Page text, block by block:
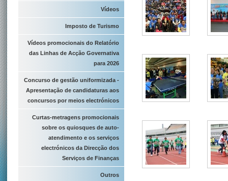
Vídeos
Imposto de Turismo
Vídeos promocionais do Relatório
das Linhas de Acção Governativa
para 2026
Concurso de gestão uniformizada -
Apresentação de candidaturas aos
concursos por meios electrónicos
Curtas-metragens promocionais
sobre os quiosques de auto-
atendimento e os serviços
electrónicos da Direcção dos
Serviços de Finanças
Outros